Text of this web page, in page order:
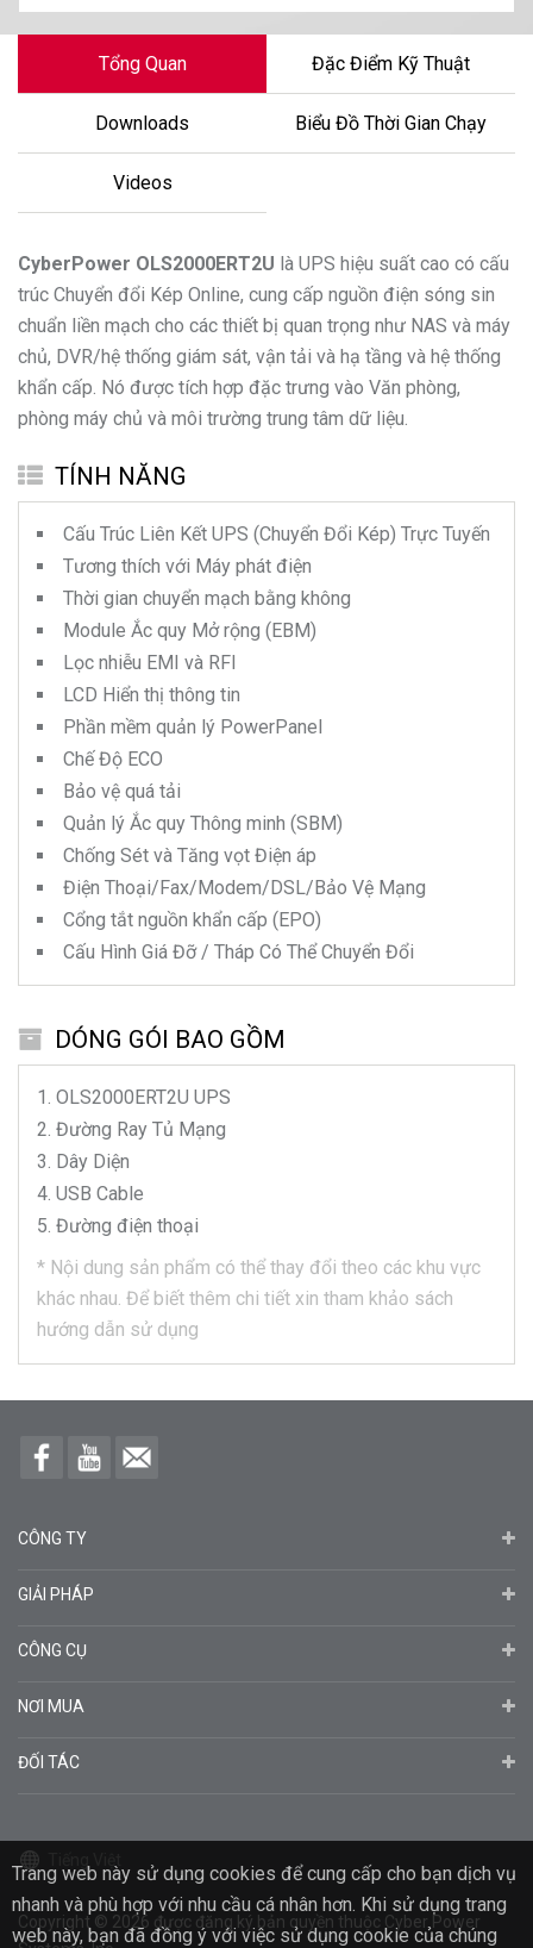
Tổng Quan Đặc Điểm Kỹ Thuật
Downloads Biểu Đồ Thời Gian Chạy
Videos
CyberPower OLS2000ERT2U là UPS hiệu suất cao có cấu
trúc Chuyển đổi Kép Online, cung cấp nguồn điện sóng sin
chuẩn liền mạch cho các thiết bị quan trọng như NAS và máy
chủ, DVR/hệ thống giám sát, vận tải và hạ tầng và hệ thống
khẩn cấp. Nó được tích hợp đặc trưng vào Văn phòng,
phòng máy chủ và môi trường trung tâm dữ liệu.
TÍNH NĂNG
Cấu Trúc Liên Kết UPS (Chuyển Đổi Kép) Trực Tuyến
Tương thích với Máy phát điện
Thời gian chuyển mạch bằng không
Module Ắc quy Mở rộng (EBM)
Lọc nhiễu EMI và RFI
LCD Hiển thị thông tin
Phần mềm quản lý PowerPanel
Chế Độ ECO
Bảo vệ quá tải
Quản lý Ắc quy Thông minh (SBM)
Chống Sét và Tăng vọt Điện áp
Điện Thoại/Fax/Modem/DSL/Bảo Vệ Mạng
Cổng tắt nguồn khẩn cấp (EPO)
Cấu Hình Giá Đỡ / Tháp Có Thể Chuyển Đổi
DÓNG GÓI BAO GỒM
OLS2000ERT2U UPS
Đường Ray Tủ Mạng
Dây Diện
USB Cable
Đường điện thoại
* Nội dung sản phẩm có thể thay đổi theo các khu vực
khác nhau. Để biết thêm chi tiết xin tham khảo sách
hướng dẫn sử dụng
Trang web này sử dụng cookies để cung cấp cho bạn dịch vụ
nhanh và phù hợp với nhu cầu cá nhân hơn. Khi sử dụng trang
web này, bạn đã đồng ý với việc sử dụng cookie của chúng
CÔNG TY
GIẢI PHÁP
CÔNG CỤ
NƠI MUA
ĐỐI TÁC
Copyright © 2026 được đăng ký bản quyền thuộc Cyber ​​Power